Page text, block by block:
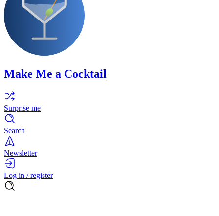
Make Me a Cocktail
Surprise me
Search
Newsletter
Log in / register